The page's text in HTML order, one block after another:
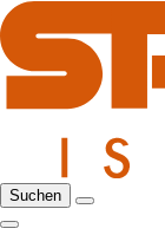
Suchen